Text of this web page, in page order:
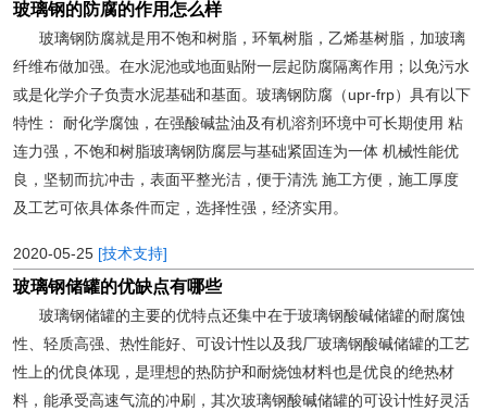
玻璃钢的防腐的作用怎么样
玻璃钢防腐就是用不饱和树脂，环氧树脂，乙烯基树脂，加玻璃
纤维布做加强。在水泥池或地面贴附一层起防腐隔离作用；以免污水
或是化学介子负责水泥基础和基面。玻璃钢防腐（upr-frp）具有以下
特性： 耐化学腐蚀，在强酸碱盐油及有机溶剂环境中可长期使用 粘
连力强，不饱和树脂玻璃钢防腐层与基础紧固连为一体 机械性能优
良，坚韧而抗冲击，表面平整光洁，便于清洗 施工方便，施工厚度
及工艺可依具体条件而定，选择性强，经济实用。
2020-05-25 [技术支持]
玻璃钢储罐的优缺点有哪些
玻璃钢储罐的主要的优特点还集中在于玻璃钢酸碱储罐的耐腐蚀
性、轻质高强、热性能好、可设计性以及我厂玻璃钢酸碱储罐的工艺
性上的优良体现，是理想的热防护和耐烧蚀材料也是优良的绝热材
料，能承受高速气流的冲刷，其次玻璃钢酸碱储罐的可设计性好灵活